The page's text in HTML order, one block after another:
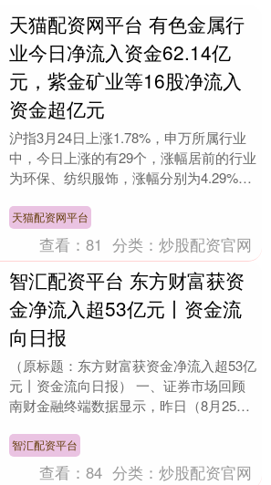
天猫配资网平台 有色金属行
业今日净流入资金62.14亿
元，紫金矿业等16股净流入
资金超亿元
沪指3月24日上涨1.78%，申万所属行业
中，今日上涨的有29个，涨幅居前的行业
为环保、纺织服饰，涨幅分别为4.29%、
天猫配资网平台
查看：81 分类：炒股配资官网
智汇配资平台 东方财富获资
金净流入超53亿元丨资金流
向日报
（原标题：东方财富获资金净流入超53亿
元丨资金流向日报） 一、证券市场回顾
南财金融终端数据显示，昨日（8月25
于388....
智汇配资平台
查看：84 分类：炒股配资官网